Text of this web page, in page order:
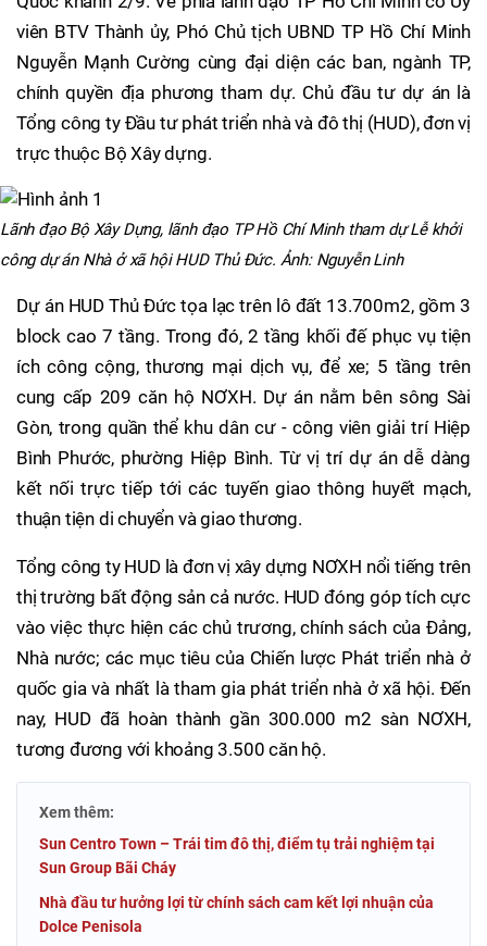
viên BTV Thành ủy, Phó Chủ tịch UBND TP Hồ Chí Minh
Nguyễn Mạnh Cường cùng đại diện các ban, ngành TP,
chính quyền địa phương tham dự. Chủ đầu tư dự án là
Tổng công ty Đầu tư phát triển nhà và đô thị (HUD), đơn vị
trực thuộc Bộ Xây dựng.
Lãnh đạo Bộ Xây Dựng, lãnh đạo TP Hồ Chí Minh tham dự Lễ khởi
công dự án Nhà ở xã hội HUD Thủ Đức. Ảnh: Nguyễn Linh
Dự án HUD Thủ Đức tọa lạc trên lô đất 13.700m2, gồm 3
block cao 7 tầng. Trong đó, 2 tầng khối đế phục vụ tiện
ích công cộng, thương mại dịch vụ, để xe; 5 tầng trên
cung cấp 209 căn hộ NƠXH. Dự án nằm bên sông Sài
Gòn, trong quần thể khu dân cư - công viên giải trí Hiệp
Bình Phước, phường Hiệp Bình. Từ vị trí dự án dễ dàng
kết nối trực tiếp tới các tuyến giao thông huyết mạch,
thuận tiện di chuyển và giao thương.
Tổng công ty HUD là đơn vị xây dựng NƠXH nổi tiếng trên
thị trường bất động sản cả nước. HUD đóng góp tích cực
vào việc thực hiện các chủ trương, chính sách của Đảng,
Nhà nước; các mục tiêu của Chiến lược Phát triển nhà ở
quốc gia và nhất là tham gia phát triển nhà ở xã hội. Đến
nay, HUD đã hoàn thành gần 300.000 m2 sàn NƠXH,
tương đương với khoảng 3.500 căn hộ.
Xem thêm:
Sun Centro Town – Trái tim đô thị, điểm tụ trải nghiệm tại
Sun Group Bãi Cháy
Nhà đầu tư hưởng lợi từ chính sách cam kết lợi nhuận của
Dolce Penisola